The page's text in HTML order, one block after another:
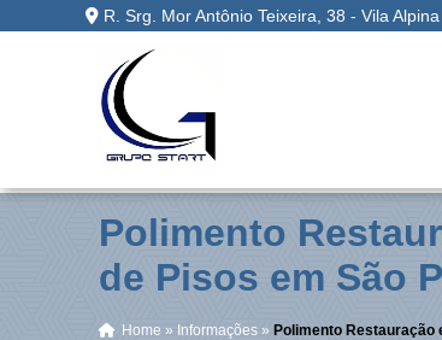
R. Srg. Mor Antônio Teixeira, 38 - Vila
Polimento
de Pisos em São
Home » Informações » Polimento Restauração